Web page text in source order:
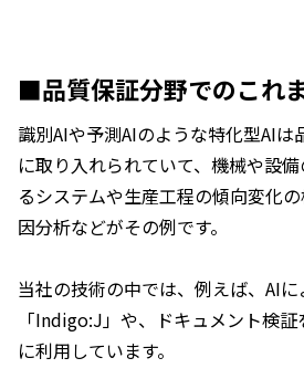
■品質保証分野でのこれ
識別AIや予測AIのような特化型AIは
に取り入れられていて、機械や設
るシステムや生産工程の傾向変化
因分析などがその例です。
当社の技術の中では、例えば、AI
「Indigo:J」や、ドキュメント検
に利用しています。